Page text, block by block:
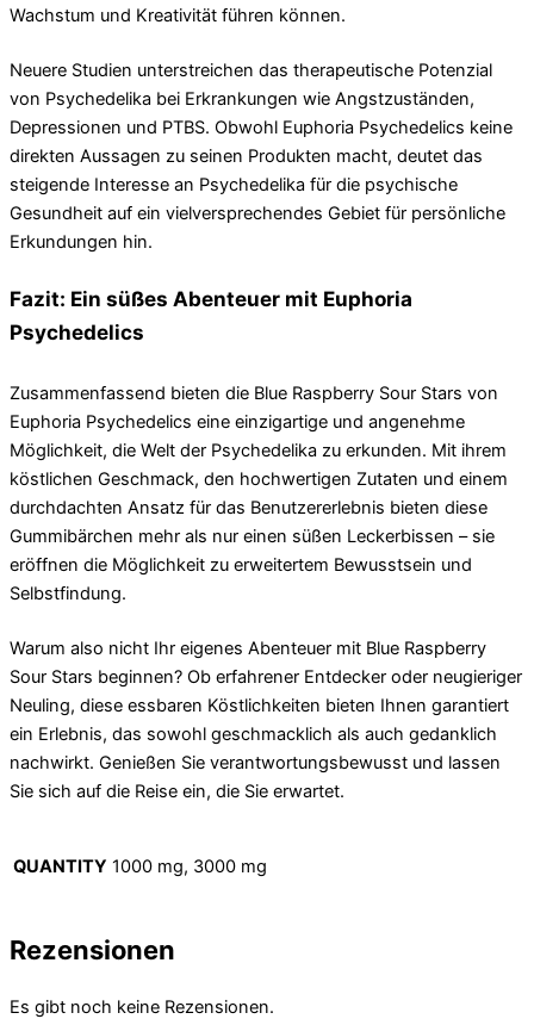
Wachstum und Kreativität führen können.
Neuere Studien unterstreichen das therapeutische Potenzial
von Psychedelika bei Erkrankungen wie Angstzuständen,
Depressionen und PTBS. Obwohl Euphoria Psychedelics keine
direkten Aussagen zu seinen Produkten macht, deutet das
steigende Interesse an Psychedelika für die psychische
Gesundheit auf ein vielversprechendes Gebiet für persönliche
Erkundungen hin.
Fazit: Ein süßes Abenteuer mit Euphoria
Psychedelics
Zusammenfassend bieten die Blue Raspberry Sour Stars von
Euphoria Psychedelics eine einzigartige und angenehme
Möglichkeit, die Welt der Psychedelika zu erkunden. Mit ihrem
köstlichen Geschmack, den hochwertigen Zutaten und einem
durchdachten Ansatz für das Benutzererlebnis bieten diese
Gummibärchen mehr als nur einen süßen Leckerbissen – sie
eröffnen die Möglichkeit zu erweitertem Bewusstsein und
Selbstfindung.
Warum also nicht Ihr eigenes Abenteuer mit Blue Raspberry
Sour Stars beginnen? Ob erfahrener Entdecker oder neugieriger
Neuling, diese essbaren Köstlichkeiten bieten Ihnen garantiert
ein Erlebnis, das sowohl geschmacklich als auch gedanklich
nachwirkt. Genießen Sie verantwortungsbewusst und lassen
Sie sich auf die Reise ein, die Sie erwartet.
QUANTITY 1000 mg, 3000 mg
Rezensionen
Es gibt noch keine Rezensionen.